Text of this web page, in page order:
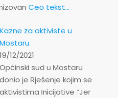
Ceo tekst...
Kazne za aktiviste u
Mostaru
19/12/2021
Općinski sud u Mostaru
donio je Rješenje kojim se
aktivistima Inicijative “Jer